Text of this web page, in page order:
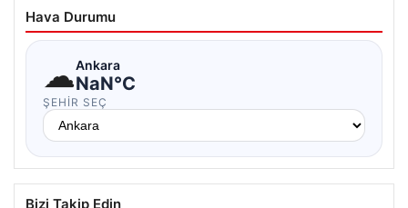
Hava Durumu
☁Ankara
NaN°C
ŞEHIR SEÇ
Bizi Takip Edin